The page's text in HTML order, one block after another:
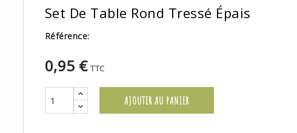
Set De Table Rond Tressé Épais
Référence:
0,95 € TTC
AJOUTER AU PANIER